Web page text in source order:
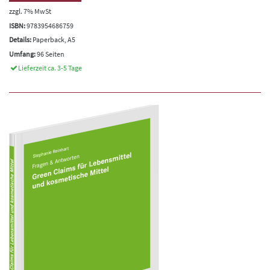
zzgl. 7% MwSt
ISBN:9783954686759
Details: Paperback, A5
Umfang:96 Seiten
Lieferzeit ca. 3-5 Tage